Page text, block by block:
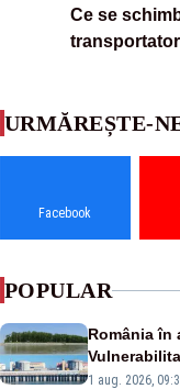
Ce se
URMĂREȘTE-
Facebook
POPULAR
România în
pericol
1 aug. 2026,